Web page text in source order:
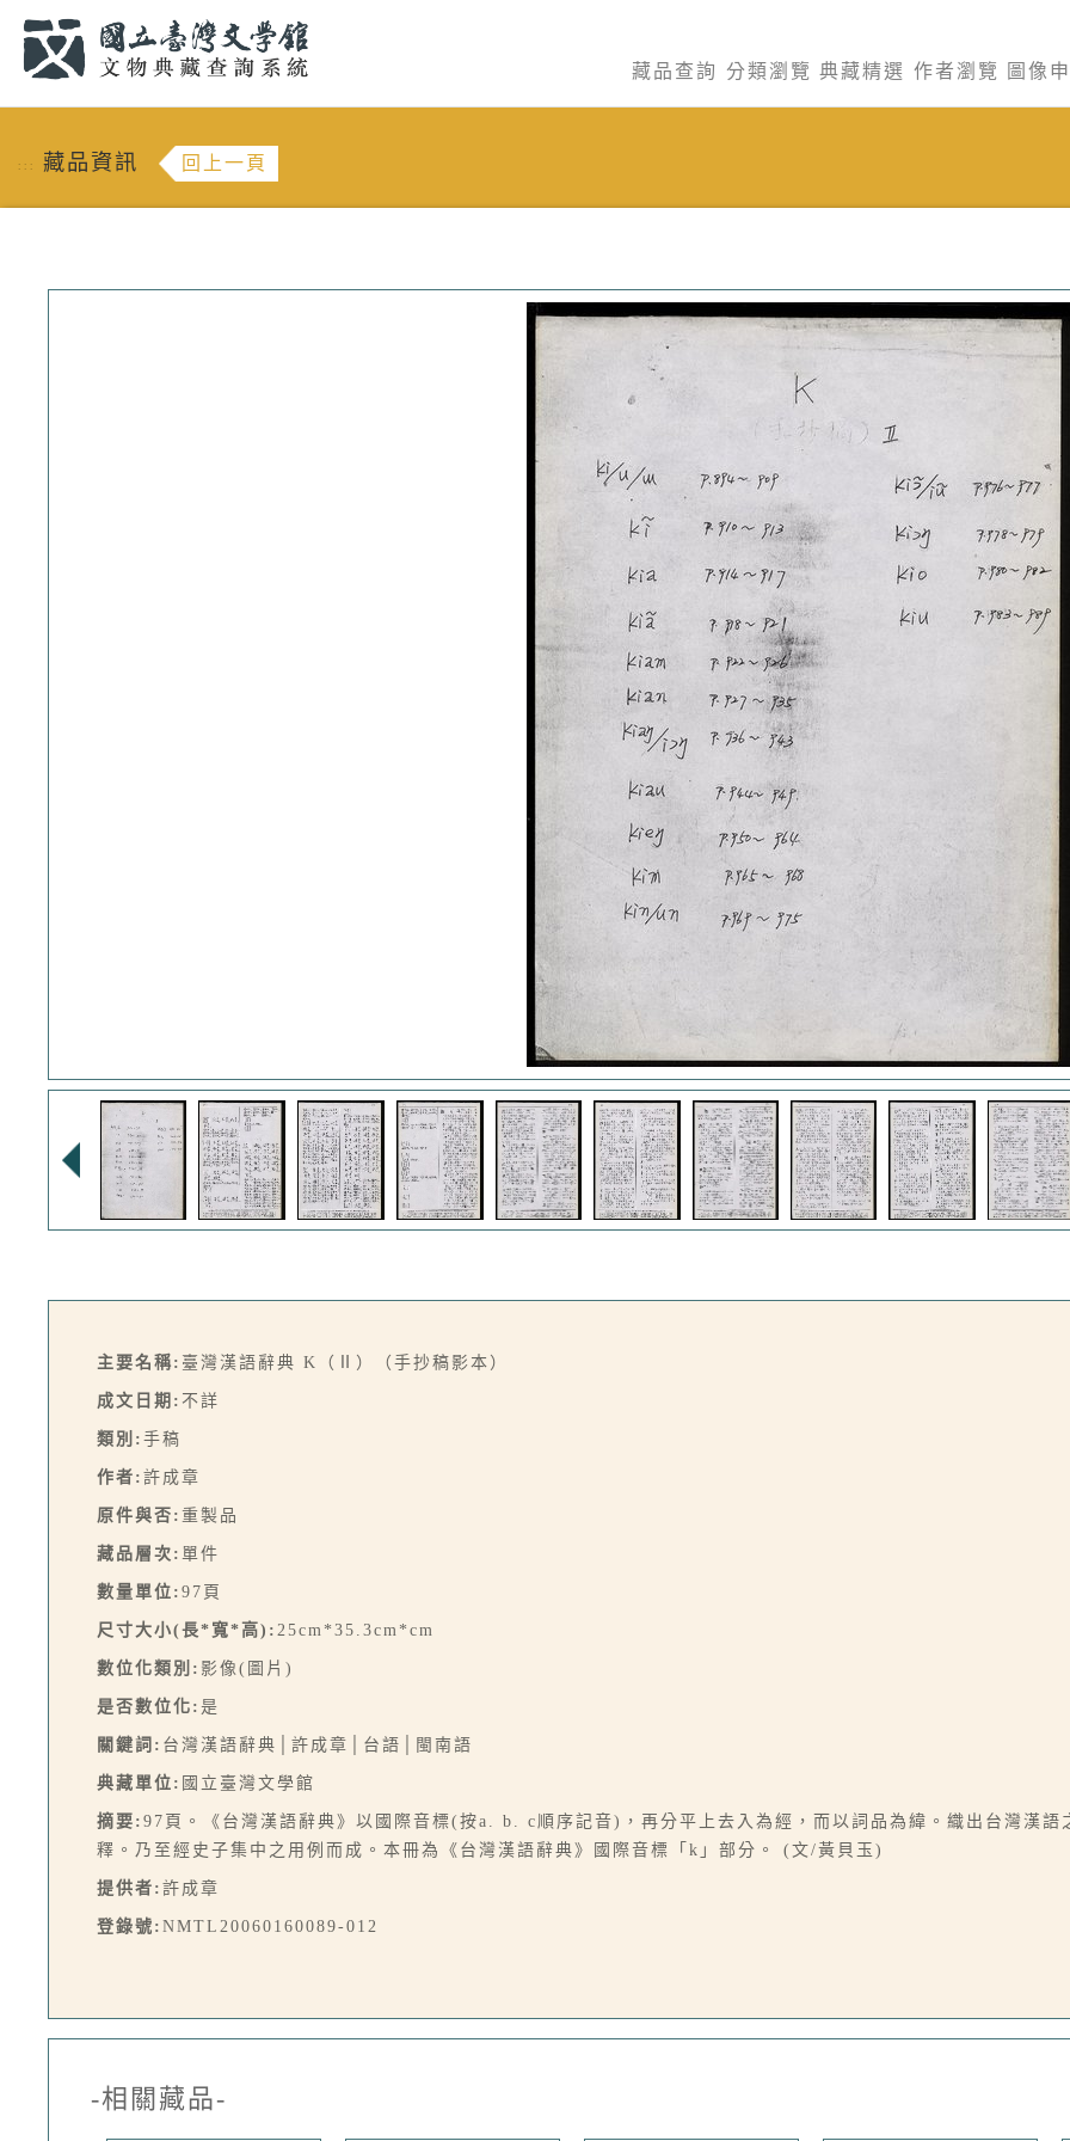
藏品查詢 分類瀏覽 典藏精選 作者瀏覽 圖像
::: 藏品資訊 回上一頁
主要名稱: 臺灣漢語辭典 K（Ⅱ）（手抄稿影本）
成文日期: 不詳
類別: 手稿
作者: 許成章
原件與否: 重製品
藏品層次: 單件
數量單位: 97頁
尺寸大小(長*寬*高): 25cm*35.3cm*cm
數位化類別: 影像(圖片)
是否數位化: 是
關鍵詞: 台灣漢語辭典│許成章│台語│閩南語
典藏單位: 國立臺灣文學館
摘要: 97頁。《台灣漢語辭典》以國際音標(按a. b. c順序記音)，再分平上去入為經，而以詞品為緯。織出台灣漢
釋。乃至經史子集中之用例而成。本冊為《台灣漢語辭典》國際音標「k」部分。 (文/黃貝玉)
提供者: 許成章
登錄號: NMTL20060160089-012
-相關藏品-